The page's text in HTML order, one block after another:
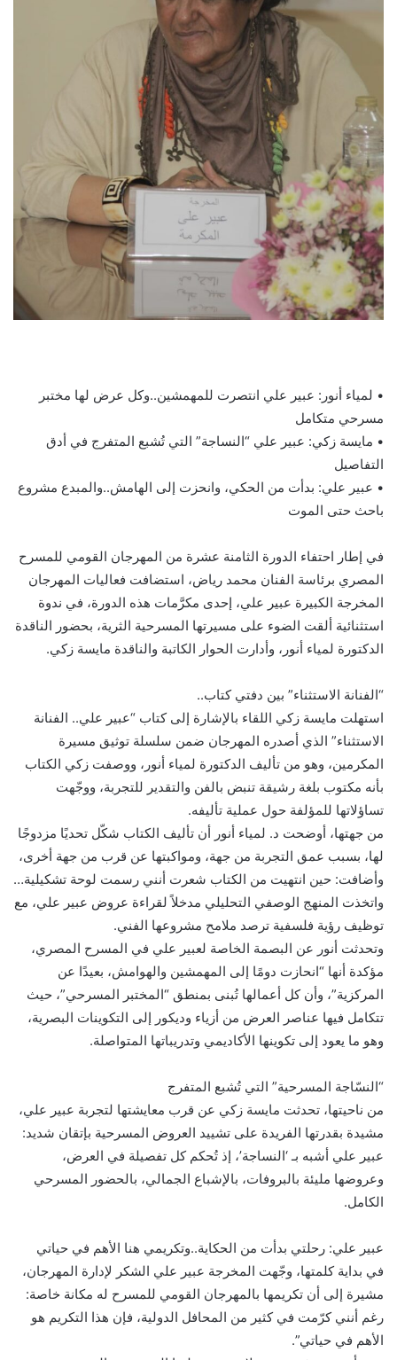
• لمياء أنور: عبير علي انتصرت للمهمشين..وكل عرض لها مختبر
مسرحي متكامل
• مايسة زكي: عبير علي “النساجة” التي تُشبع المتفرج في أدق
التفاصيل
• عبير علي: بدأت من الحكي، وانحزت إلى الهامش..والمبدع مشروع
باحث حتى الموت
في إطار احتفاء الدورة الثامنة عشرة من المهرجان القومي للمسرح
المصري برئاسة الفنان محمد رياض، استضافت فعاليات المهرجان
المخرجة الكبيرة عبير علي، إحدى مكرَّمات هذه الدورة، في ندوة
استثنائية ألقت الضوء على مسيرتها المسرحية الثرية، بحضور الناقدة
الدكتورة لمياء أنور، وأدارت الحوار الكاتبة والناقدة مايسة زكي.
“الفنانة الاستثناء” بين دفتي كتاب..
استهلت مايسة زكي اللقاء بالإشارة إلى كتاب “عبير علي.. الفنانة
الاستثناء” الذي أصدره المهرجان ضمن سلسلة توثيق مسيرة
المكرمين، وهو من تأليف الدكتورة لمياء أنور، ووصفت زكي الكتاب
بأنه مكتوب بلغة رشيقة تنبض بالفن والتقدير للتجربة، ووجّهت
تساؤلاتها للمؤلفة حول عملية تأليفه.
من جهتها، أوضحت د. لمياء أنور أن تأليف الكتاب شكّل تحديًا مزدوجًا
لها، بسبب عمق التجربة من جهة، ومواكبتها عن قرب من جهة أخرى،
وأضافت: حين انتهيت من الكتاب شعرت أنني رسمت لوحة تشكيلية…
واتخذت المنهج الوصفي التحليلي مدخلاً لقراءة عروض عبير علي، مع
توظيف رؤية فلسفية ترصد ملامح مشروعها الفني.
وتحدثت أنور عن البصمة الخاصة لعبير علي في المسرح المصري،
مؤكدة أنها “انحازت دومًا إلى المهمشين والهوامش، بعيدًا عن
المركزية”، وأن كل أعمالها تُبنى بمنطق “المختبر المسرحي”، حيث
تتكامل فيها عناصر العرض من أزياء وديكور إلى التكوينات البصرية،
وهو ما يعود إلى تكوينها الأكاديمي وتدريباتها المتواصلة.
“النسّاجة المسرحية” التي تُشبع المتفرج
من ناحيتها، تحدثت مايسة زكي عن قرب معايشتها لتجربة عبير علي،
مشيدة بقدرتها الفريدة على تشييد العروض المسرحية بإتقان شديد:
عبير علي أشبه بـ ‘النساجة’، إذ تُحكم كل تفصيلة في العرض،
وعروضها مليئة بالبروفات، بالإشباع الجمالي، بالحضور المسرحي
الكامل.
عبير علي: رحلتي بدأت من الحكاية..وتكريمي هنا الأهم في حياتي
في بداية كلمتها، وجّهت المخرجة عبير علي الشكر لإدارة المهرجان،
مشيرة إلى أن تكريمها بالمهرجان القومي للمسرح له مكانة خاصة:
رغم أنني كرّمت في كثير من المحافل الدولية، فإن هذا التكريم هو
الأهم في حياتي”.